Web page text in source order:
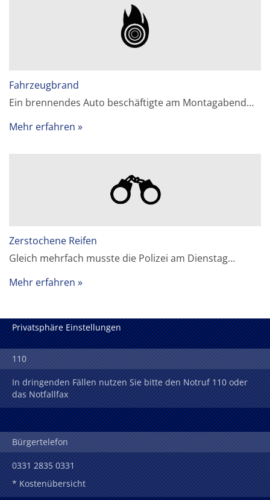
Fahrzeugbrand
Ein brennendes Auto beschäftigte am Montagabend…
Mehr erfahren
Zerstochene Reifen
Gleich mehrfach musste die Polizei am Dienstag…
Mehr erfahren
Privatsphäre Einstellungen
110
In dringenden Fällen nutzen Sie bitte den Notruf 110 oder
das Notfallfax
Bürgertelefon
0331 2835 0331
* Kostenübersicht